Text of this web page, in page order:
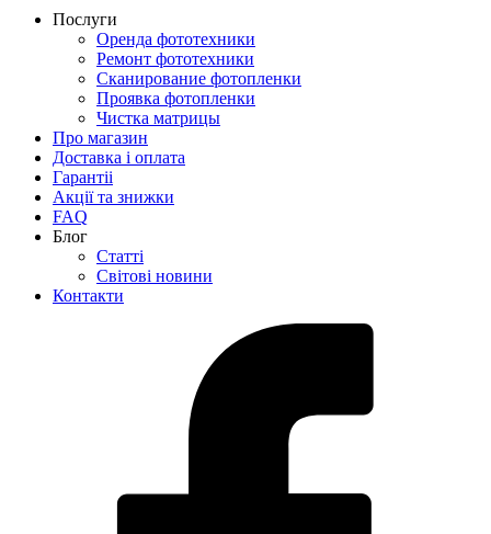
Послуги
Оренда фототехники
Ремонт фототехники
Сканирование фотопленки
Проявка фотопленки
Чистка матрицы
Про магазин
Доставка і оплата
Гарантіі
Акції та знижки
FAQ
Блог
Статті
Світові новини
Контакти